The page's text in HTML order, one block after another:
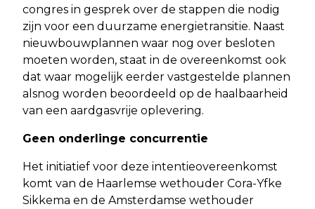
congres in gesprek over de stappen die nodig
zijn voor een duurzame energietransitie. Naast
nieuwbouwplannen waar nog over besloten
moeten worden, staat in de overeenkomst ook
dat waar mogelijk eerder vastgestelde plannen
alsnog worden beoordeeld op de haalbaarheid
van een aardgasvrije oplevering.
Geen onderlinge concurrentie
Het initiatief voor deze intentieovereenkomst
komt van de Haarlemse wethouder Cora-Yfke
Sikkema en de Amsterdamse wethouder